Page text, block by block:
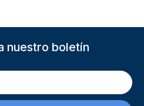
nuestro boletín